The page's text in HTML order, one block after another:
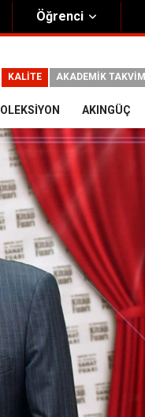
Öğrenci
AKADEMİK TAKVİM
KALİTE
AKINGÜÇ